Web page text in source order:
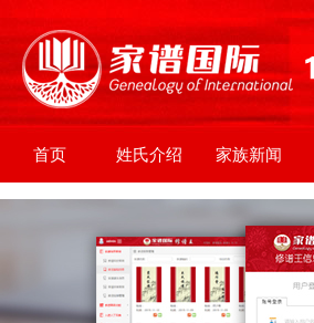
首页 姓氏介绍 家族新闻